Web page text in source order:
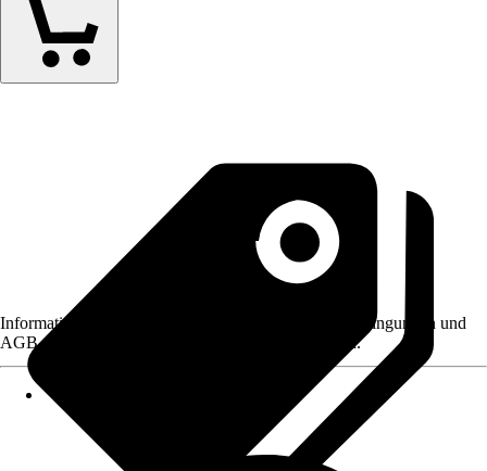
Informationen des Verkäufers, wie z. B. Rückgabebedingungen und
AGB, finden Sie bei Klick auf den Verkäufernamen.